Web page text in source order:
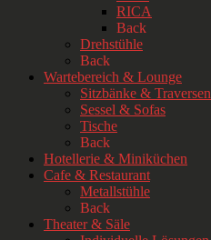
RICA
Back
Drehstühle
Back
Wartebereich & Lounge
Sitzbänke & Traversen
Sessel & Sofas
Tische
Back
Hotellerie & Miniküchen
Cafe & Restaurant
Metallstühle
Back
Theater & Säle